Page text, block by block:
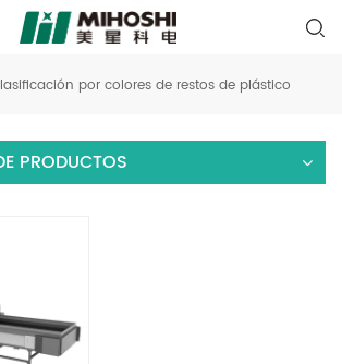
por colores de restos de plástico
PRODUCTOS